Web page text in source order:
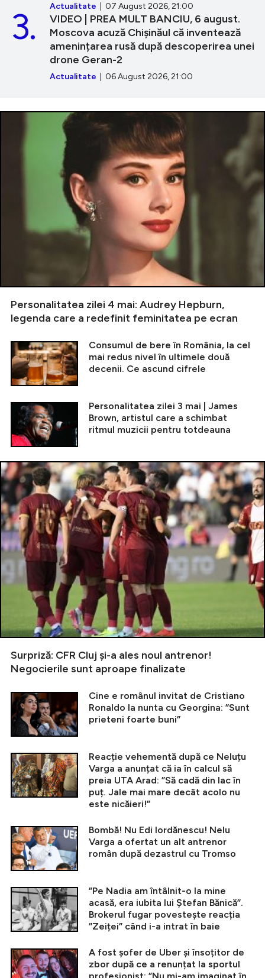
Actualitate | 07 August 2026, 21:00
VIDEO | PREA MULT BANCIU, 6 august.
Moscova acuză Chișinăul că inventează
amenințarea rusă după descoperirea unei
drone Geran-2
Actualitate | 06 August 2026, 21:00
3.
Personalitatea zilei 4 mai: Audrey Hepburn,
legenda care a redefinit feminitatea pe ecran
Consumul de bere în România, la cel
mai redus nivel în ultimele două
decenii. Ce ascund cifrele
Personalitatea zilei 3 mai | James
Brown, artistul care a schimbat
ritmul muzicii pentru totdeauna
Surpriză: CFR Cluj și-a ales noul antrenor!
Negocierile sunt aproape finalizate
Cine e românul invitat de Cristiano
Ronaldo la nunta cu Georgina: ”Sunt
prieteni foarte buni”
Reacție vehementă după ce Neluțu
Varga a anunțat că ia în calcul să
preia UTA Arad: ”Să cadă din lac în
puț. Jale mai mare decât acolo nu
este nicăieri!”
Bombă! Nu Edi Iordănescu! Nelu
Varga a ofertat un alt antrenor
român după dezastrul cu Tromso
”Pe Nadia am întâlnit-o la mine
acasă, era iubita lui Ștefan Bănică”.
Brokerul fugar povestește reacția
”Zeiței” când i-a intrat în baie
A fost șofer de Uber și însoțitor de
zbor după ce a renunțat la sportul